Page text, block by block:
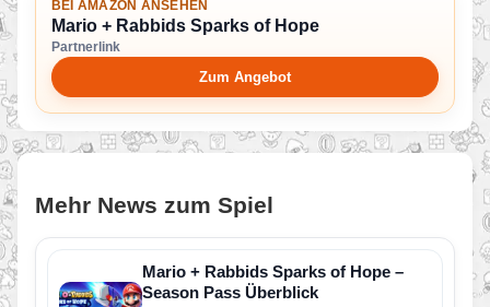
BEI AMAZON ANSEHEN
Mario + Rabbids Sparks of Hope
Partnerlink
Zum Angebot
Mehr News zum Spiel
Mario + Rabbids Sparks of Hope –
Season Pass Überblick